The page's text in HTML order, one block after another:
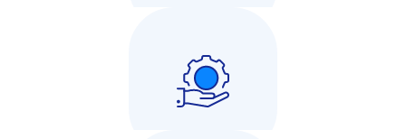
Zapytaj o ofertę Comarch ERP